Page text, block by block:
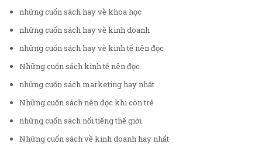
những cuốn sách hay về khoa học
những cuốn sách hay về kinh doanh
những cuốn sách hay về kinh tế nên đọc
Những cuốn sách kinh tế nên đọc
những cuốn sách marketing hay nhất
Những cuốn sách nên đọc khi còn trẻ
những cuốn sách nổi tiếng thế giới
Những cuốn sách về kinh doanh hay nhất